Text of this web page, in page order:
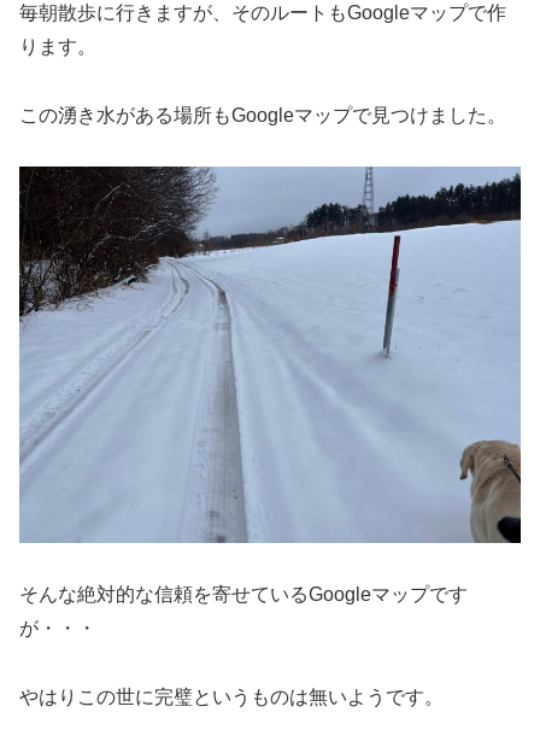
毎朝散歩に行きますが、そのルートもGoogleマップで作
ります。
この湧き水がある場所もGoogleマップで見つけました。
そんな絶対的な信頼を寄せているGoogleマップです
が・・・
やはりこの世に完璧というものは無いようです。